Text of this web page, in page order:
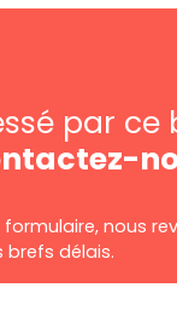
par ce
nous
brefs délais.